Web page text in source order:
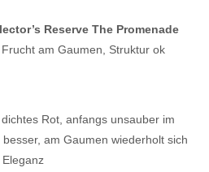
Reserve The Promenade
am Gaumen, Struktur ok
dichtes Rot, anfangs unsauber im
am Gaumen wiederholt sich